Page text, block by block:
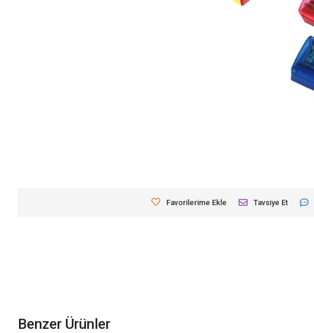
Favorilerime Ekle Tavsiye Et
Benzer Ürünler